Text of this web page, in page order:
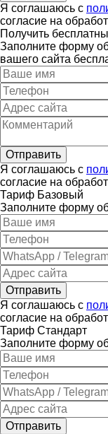
Я соглашаюсь с
согласие на
Получить
Заполните форму
вашего сайта
Отправить
Я соглашаюсь с
согласие на
Тариф Базовый
Заполните форму
Отправить
Я соглашаюсь с
согласие на
Тариф Стандарт
Заполните форму
Отправить